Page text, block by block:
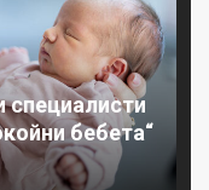
специалисти
бебета“